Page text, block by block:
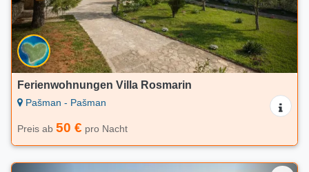
Ferienwohnungen Villa Rosmarin
Pašman - Pašman
Preis ab 50 € pro Nacht